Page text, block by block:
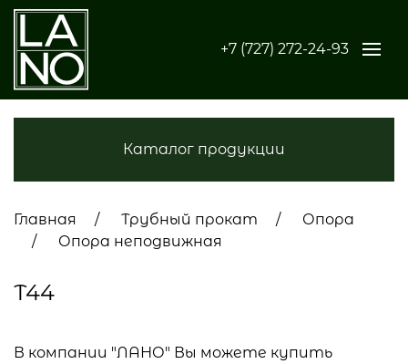
+7 (727) 272-24-93
Каталог продукции
Главная Трубный прокат
Опора
Опора неподвижная
Т44
В компании "ЛАНО" Вы можете купить